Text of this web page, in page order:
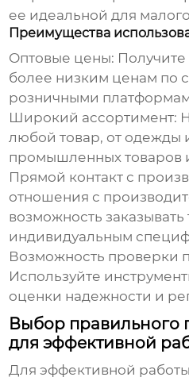
ее идеальной для
Преимущества
Оптовые цены: Получите
более низким ценам по
розничными
Широкий ассортимент:
любой товар, от одежды
промышленных товаров
Прямой контакт с
отношения с
возможность заказывать
индивидуальным
Возможность проверки
Используйте
оценки надежности и
Выбор
для эффективной
Для эффективной